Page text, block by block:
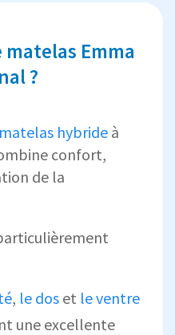
Emma
?
matelas hybride à
confort,
de la
, le dos et le ventre
une excellente